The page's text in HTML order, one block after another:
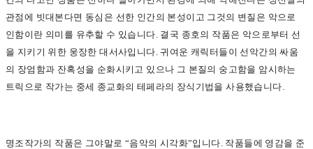
관점에 빗대본다면 동심은 선한 인간의 본성이고 그것의 변질은 악으로
인함이란 의미를 유추할 수 있습니다. 결국 종호의 작품은 악으로부터 선
을 지키기 위한 웅장한 대서사입니다. 귀여운 캐릭터들이 선악간의 싸움
의 장엄함과 잔혹성을 순화시키고 있으나 그 본질의 숭고함을 암시하는
트릭으로 작가는 중세 종교화의 테페라의 장식기법을 사용했습니다.
명조작가의 작품은 그야말로 “음악의 시각화”입니다. 작품들에 영감을 준